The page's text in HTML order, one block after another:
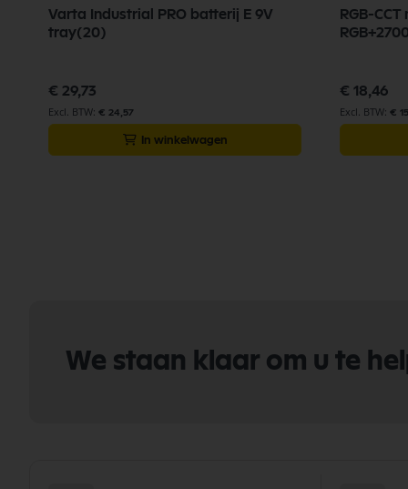
Varta Industrial PRO batterij E 9V
tray(20)
€ 29,73
€ 24,57
In winkelwagen
RGB-
€ 18,46
€
We staan klaar om u te